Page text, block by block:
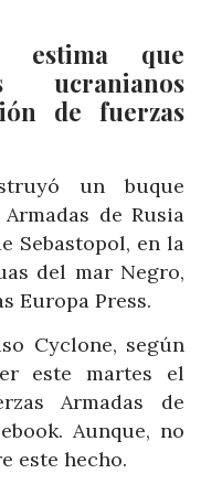
estima que
ucranianos
de fuerzas
un buque
de Rusia
Sebastopol, en la
del mar Negro,
Europa Press.
Cyclone, según
este martes el
Armadas de
Aunque, no
este hecho.